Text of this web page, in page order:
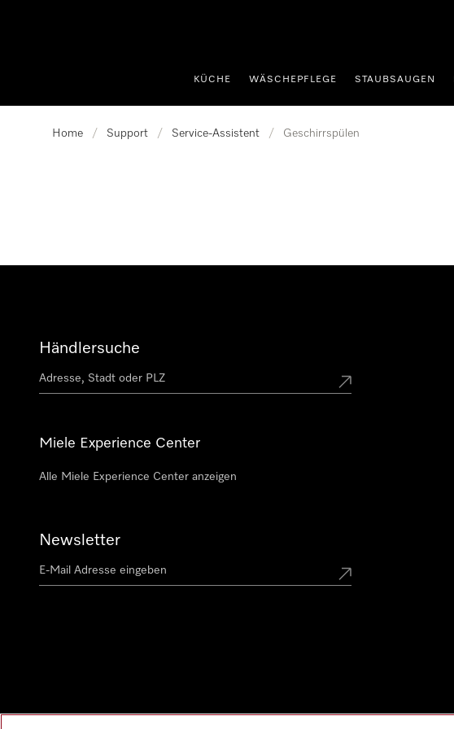
KÜCHE WÄSCHEPFLEGE STAUBSAUGEN
Home / Support / Service-Assistent / Geschirrspülen
Händlersuche
Miele Experience Center
Alle Miele Experience Center anzeigen
Newsletter